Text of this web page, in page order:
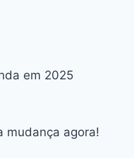
em 2025
mudança agora!